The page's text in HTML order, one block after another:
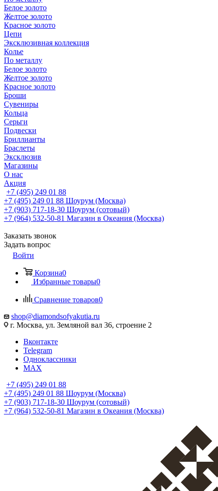
Белое золото
Желтое золото
Красное золото
Цепи
Эксклюзивная коллекция
Колье
По металлу
Белое золото
Желтое золото
Красное золото
Броши
Сувениры
Кольца
Серьги
Подвески
Бриллианты
Браслеты
Эксклюзив
Магазины
О нас
Акция
+7 (495) 249 01 88
+7 (495) 249 01 88 Шоурум (Москва)
+7 (903) 717-18-30 Шоурум (сотовый)
+7 (964) 532-50-81 Магазин в Океания (Москва)
Заказать звонок
Задать вопрос
Войти
Корзина0
Избранные товары0
Сравнение товаров0
shop@diamondsofyakutia.ru
г. Москва, ул. Земляной вал 36, строение 2
Вконтакте
Telegram
Одноклассники
MAX
+7 (495) 249 01 88
+7 (495) 249 01 88 Шоурум (Москва)
+7 (903) 717-18-30 Шоурум (сотовый)
+7 (964) 532-50-81 Магазин в Океания (Москва)